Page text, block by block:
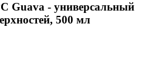
Guava - универсальный
500 мл